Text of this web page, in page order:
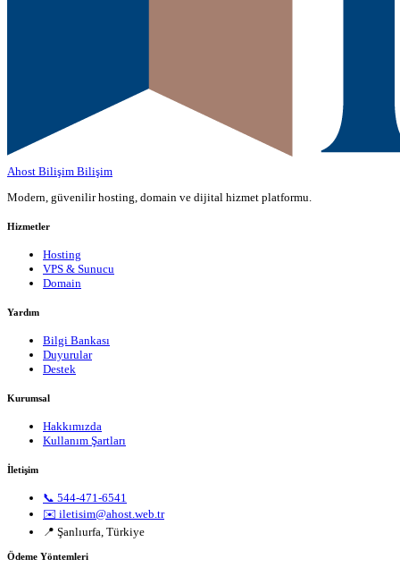
Ahost Bilişim Bilişim
Modern, güvenilir hosting, domain ve dijital hizmet platformu.
Hizmetler
Hosting
VPS & Sunucu
Domain
Yardım
Bilgi Bankası
Duyurular
Destek
Kurumsal
Hakkımızda
Kullanım Şartları
İletişim
📞 544-471-6541
✉️ iletisim@ahost.web.tr
📍 Şanlıurfa, Türkiye
Ödeme Yöntemleri